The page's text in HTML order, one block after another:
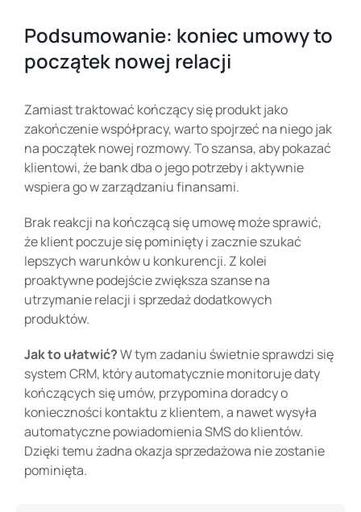
Podsumowanie: koniec umowy to
początek nowej relacji
Zamiast traktować kończący się produkt jako
zakończenie współpracy, warto spojrzeć na niego jak
na początek nowej rozmowy. To szansa, aby pokazać
klientowi, że bank dba o jego potrzeby i aktywnie
wspiera go w zarządzaniu finansami.
Brak reakcji na kończącą się umowę może sprawić,
że klient poczuje się pominięty i zacznie szukać
lepszych warunków u konkurencji. Z kolei
proaktywne podejście zwiększa szanse na
utrzymanie relacji i sprzedaż dodatkowych
produktów.
Jak to ułatwić?W tym zadaniu świetnie sprawdzi się
system CRM, który automatycznie monitoruje daty
kończących się umów, przypomina doradcy o
konieczności kontaktu z klientem, a nawet wysyła
automatyczne powiadomienia SMS do klientów.
Dzięki temu żadna okazja sprzedażowa nie zostanie
pominięta.